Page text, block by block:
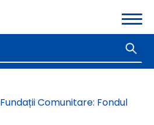
Fundații Comunitare: Fondul